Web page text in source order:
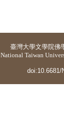
臺灣大學文學院佛
National Taiwan
doi:10.6681/